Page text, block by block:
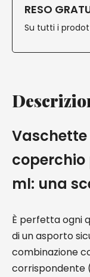
RESO
Su tutti i
coperchio
ml: una
È perfetta ogni
di un asporto
combinazione
corrispondente